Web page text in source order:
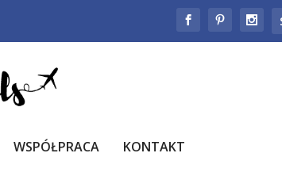
WSPÓŁPRACA KONTAKT